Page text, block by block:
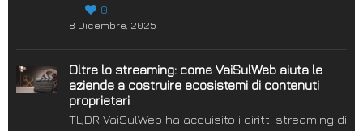
0
8 Dicembre, 2025
Oltre lo streaming: come VaiSulWeb aiuta le
aziende a costruire ecosistemi di contenuti
proprietari
TL;DR VaiSulWeb ha acquisito i diritti streaming di